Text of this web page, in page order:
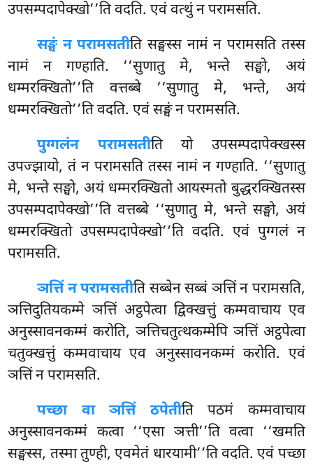
उपसम्पदापेक्खो’’ति वदति. एवं वत्थुं न परामसति.
सङ्घं न परामसतीति सङ्घस्स नामं न परामसति तस्स
नामं न गण्हाति. ‘‘सुणातु मे, भन्ते सङ्घो, अयं
धम्मरक्खितो’’ति वत्तब्बे ‘‘सुणातु मे, भन्ते, अयं
धम्मरक्खितो’’ति वदति. एवं सङ्घं न परामसति.
पुग्गलंन परामसतीति यो उपसम्पदापेक्खस्स
उपज्झायो, तं न परामसति तस्स नामं न गण्हाति. ‘‘सुणातु
मे, भन्ते सङ्घो, अयं धम्मरक्खितो आयस्मतो बुद्धरक्खितस्स
उपसम्पदापेक्खो’’ति वत्तब्बे ‘‘सुणातु मे, भन्ते सङ्घो, अयं
धम्मरक्खितो उपसम्पदापेक्खो’’ति वदति. एवं पुग्गलं न
परामसति.
ञत्तिं न परामसतीति सब्बेन सब्बं ञत्तिं न परामसति,
ञत्तिदुतियकम्मे ञत्तिं अट्ठपेत्वा द्विक्खत्तुं कम्मवाचाय एव
अनुस्सावनकम्मं करोति, ञत्तिचतुत्थकम्मेपि ञत्तिं अट्ठपेत्वा
चतुक्खत्तुं कम्मवाचाय एव अनुस्सावनकम्मं करोति. एवं
ञत्तिं न परामसति.
पच्छा वा ञत्तिं ठपेतीति पठमं कम्मवाचाय
अनुस्सावनकम्मं कत्वा ‘‘एसा ञत्ती’’ति वत्वा ‘‘खमति
सङ्घस्स, तस्मा तुण्ही, एवमेतं धारयामी’’ति वदति. एवं पच्छा